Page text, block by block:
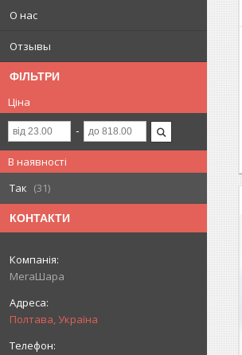
О нас
Отзывы
ФІЛЬТРИ
Ціна
В наявності
Так
31
КОНТАКТИ
МегаШара
Полтава, Україна